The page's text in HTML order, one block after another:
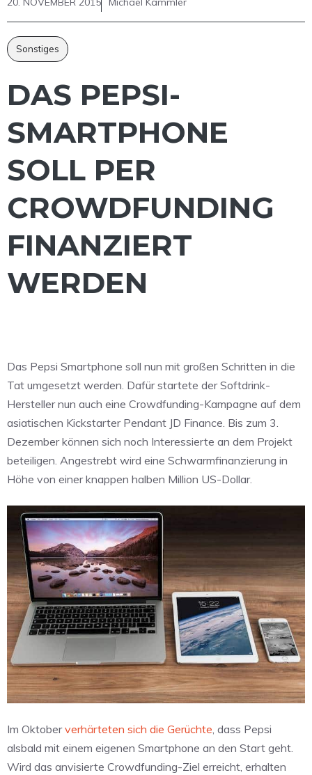
Sonstiges
DAS PEPSI-
SMARTPHONE
SOLL PER
CROWDFUNDING
FINANZIERT
WERDEN
Das Pepsi Smartphone soll nun mit großen Schritten in die
Tat umgesetzt werden. Dafür startete der Softdrink-
Hersteller nun auch eine Crowdfunding-Kampagne auf dem
asiatischen Kickstarter Pendant JD Finance. Bis zum 3.
Dezember können sich noch Interessierte an dem Projekt
beteiligen. Angestrebt wird eine Schwarmfinanzierung in
Höhe von einer knappen halben Million US-Dollar.
Im Oktoberverhärteten sich die Gerüchte, dass Pepsi
alsbald mit einem eigenen Smartphone an den Start geht.
Wird das anvisierte Crowdfunding-Ziel erreicht, erhalten